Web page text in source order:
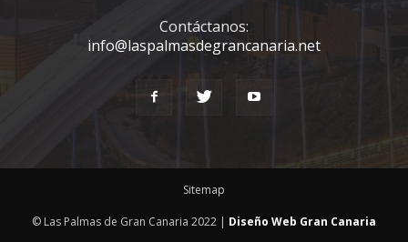
Contáctanos:
info@laspalmasdegrancanaria.net
Sitemap
© Las Palmas de Gran Canaria 2022 | Diseño Web Gran Canaria